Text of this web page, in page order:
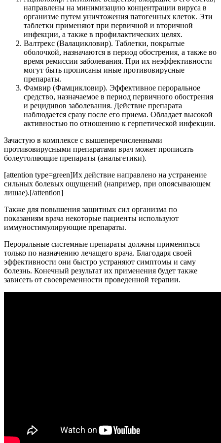
направлены на минимизацию концентрации вируса в
организме путем уничтожения патогенных клеток. Эти
таблетки применяют при первичной и вторичной
инфекции, а также в профилактических целях.
Валтрекс (Валацикловир). Таблетки, покрытые
оболочкой, назначаются в период обострения, а также во
время ремиссии заболевания. При их неэффективности
могут быть прописаны иные противовирусные
препараты.
Фамвир (Фамцикловир). Эффективное пероральное
средство, назначаемое в период первичного обострения
и рецидивов заболевания. Действие препарата
наблюдается сразу после его приема. Обладает высокой
активностью по отношению к герпетической инфекции.
Зачастую в комплексе с вышеперечисленными
противовирусными препаратами врач может прописать
болеутоляющие препараты (анальгетики).
[attention type=green]Их действие направлено на устранение
сильных болевых ощущений (например, при опоясывающем
лишае).[/attention]
Также для повышения защитных сил организма по
показаниям врача некоторые пациенты используют
иммуностимулирующие препараты.
Пероральные системные препараты должны применяться
только по назначению лечащего врача. Благодаря своей
эффективности они быстро устраняют симптомы и саму
болезнь. Конечный результат их применения будет также
зависеть от своевременности проведенной терапии.